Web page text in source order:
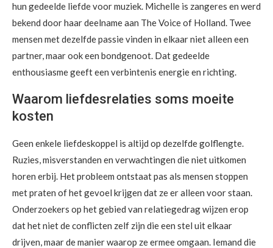
hun gedeelde liefde voor muziek. Michelle is zangeres en werd
bekend door haar deelname aan The Voice of Holland. Twee
mensen met dezelfde passie vinden in elkaar niet alleen een
partner, maar ook een bondgenoot. Dat gedeelde
enthousiasme geeft een verbintenis energie en richting.
Waarom liefdesrelaties soms moeite
kosten
Geen enkele liefdeskoppel is altijd op dezelfde golflengte.
Ruzies, misverstanden en verwachtingen die niet uitkomen
horen erbij. Het probleem ontstaat pas als mensen stoppen
met praten of het gevoel krijgen dat ze er alleen voor staan.
Onderzoekers op het gebied van relatiegedrag wijzen erop
dat het niet de conflicten zelf zijn die een stel uit elkaar
drijven, maar de manier waarop ze ermee omgaan. Iemand die